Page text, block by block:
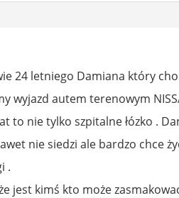
24 letniego Damiana który
wyjazd autem terenowym
to nie tylko szpitalne łózko .
nie siedzi ale bardzo chce
.
jest kimś kto może